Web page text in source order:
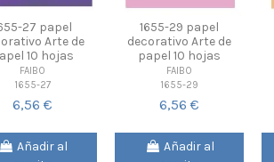
27 papel
Arte de
10 hojas
FAIBO
1655-27
6,56 €
Añadir al
1655-29 papel
decorativo Arte de
papel 10 hojas
FAIBO
1655-29
6,56 €
Añadir al